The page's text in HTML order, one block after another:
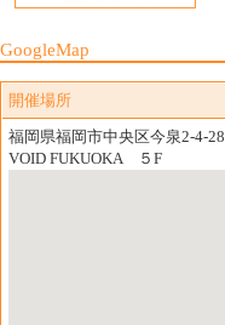
GoogleMap
開催場所
福岡県福岡市中央区今泉2-4-28
VOID FUKUOKA ５F